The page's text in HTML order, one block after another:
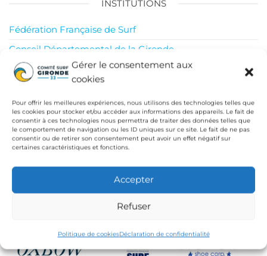
Gérer le consentement aux
cookies
Pour offrir les meilleures expériences, nous utilisons des technologies telles que
les cookies pour stocker et/ou accéder aux informations des appareils. Le fait de
consentir à ces technologies nous permettra de traiter des données telles que
le comportement de navigation ou les ID uniques sur ce site. Le fait de ne pas
consentir ou de retirer son consentement peut avoir un effet négatif sur
certaines caractéristiques et fonctions.
Accepter
Refuser
Politique de cookiesDéclaration de confidentialité
INSTITUTIONS
Fédération Française de Surf
Conseil Départemental de la Gironde
Ligue de Surf de Nouvelle Aquitaine